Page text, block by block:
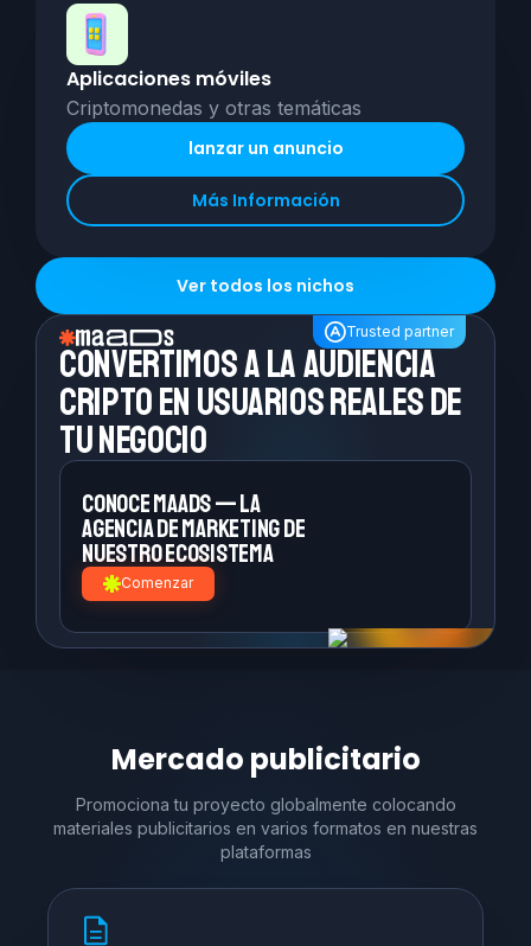
Aplicaciones móviles
Criptomonedas y otras temáticas
lanzar un anuncio
Más Información
Ver todos los nichos
Trusted partner
Convertimos a laaudiencia
cripto en usuarios reales de
tu negocio
Conoce MAADS — la
agencia demarketing de
nuestro ecosistema
Comenzar
Mercado publicitario
Promociona tu proyecto globalmente colocando
materiales publicitarios en varios formatos en nuestras
plataformas